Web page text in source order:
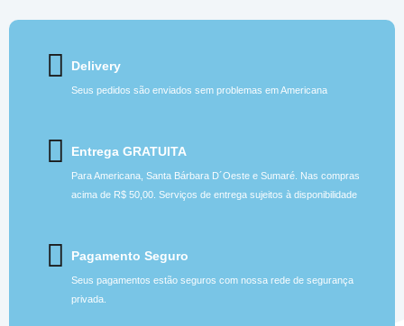
Delivery
Seus pedidos são enviados sem problemas em Americana
Entrega GRATUITA
Para Americana, Santa Bárbara D´Oeste e Sumaré. Nas compras
acima de R$ 50,00. Serviços de entrega sujeitos à disponibilidade
Pagamento Seguro
Seus pagamentos estão seguros com nossa rede de segurança
privada.